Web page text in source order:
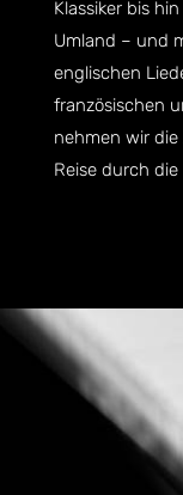
Klassiker bis
Umland – und
englischen
französischen
nehmen wir
Reise durch